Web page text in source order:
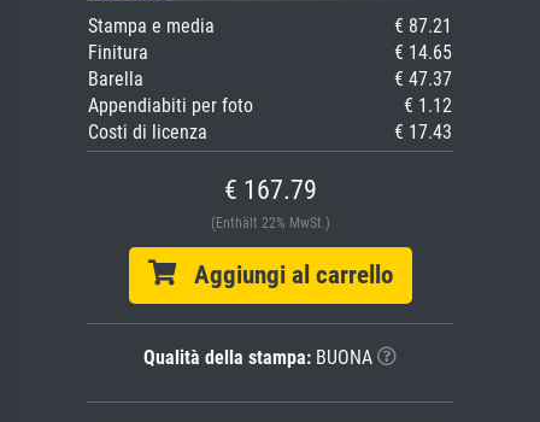
Stampa e media
€ 87.21
Finitura
€ 14.65
Barella
€ 47.37
Appendiabiti per foto
€ 1.12
Costi di licenza
€ 17.43
€ 167.79
(Enthält 22% MwSt.)
Aggiungi al carrello
Qualità della stampa: BUONA